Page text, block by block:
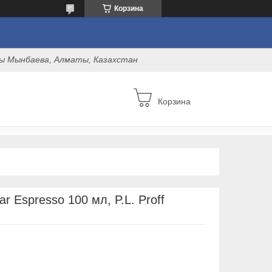
Корзина
Мынбаева, Алматы, Казахстан
Корзина
Espresso 100 мл, P.L. Proff